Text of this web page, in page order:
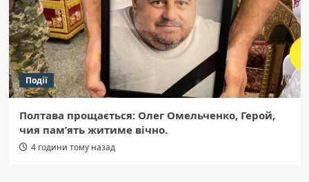
Події
Полтава прощається: Олег Омельченко, Герой,
чия пам’ять житиме вічно.
4 години тому назад